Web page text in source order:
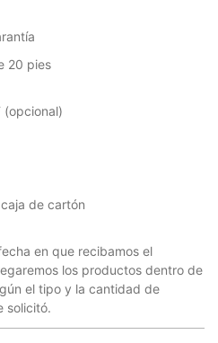
20 pies
(opcional)
de cartón
en que recibamos el
los productos dentro de
el tipo y la cantidad de
solicitó.